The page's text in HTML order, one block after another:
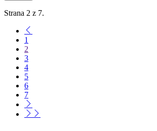
Strana 2 z 7.
1
2
3
4
5
6
7